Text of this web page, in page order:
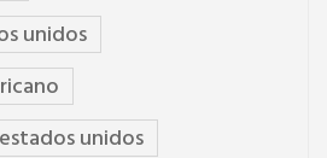
unidos
unidos